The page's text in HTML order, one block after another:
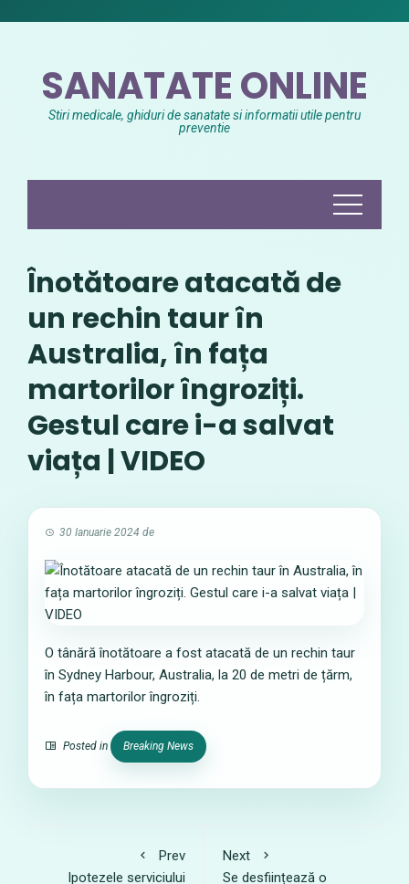
SANATATE ONLINE
Stiri medicale, ghiduri de sanatate si informatii utile pentru
preventie
Înotătoare atacată de
un rechin taur în
Australia, în fața
martorilor îngroziți.
Gestul care i-a salvat
viața | VIDEO
30 Ianuarie 2024 de
O tânără înotătoare a fost atacată de un rechin taur
în Sydney Harbour, Australia, la 20 de metri de țărm,
în fața martorilor îngroziți.
Posted in Breaking News
Prev
Ipotezele serviciului
Next
Se desființează o